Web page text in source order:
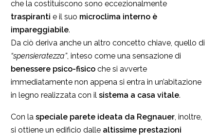
che la costituiscono sono eccezionalmente
traspiranti e il suo microclima interno è
impareggiabile.
Da ciò deriva anche un altro concetto chiave, quello di
“spensieratezza”, inteso come una sensazione di
benessere psico-fisico che si avverte
immediatamente non appena si entra in un’abitazione
in legno realizzata con il sistema a casa vitale.
Con la speciale parete ideata da Regnauer, inoltre,
si ottiene un edificio dalle altissime prestazioni